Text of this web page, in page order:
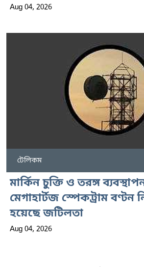
Aug 04, 2026
টেলিকম
মার্কিন চুক্তি ও তরঙ্গ
মেগাহার্টজ স্পেকট্রাম বণ্টন
হয়েছে জটিলতা
Aug 04, 2026